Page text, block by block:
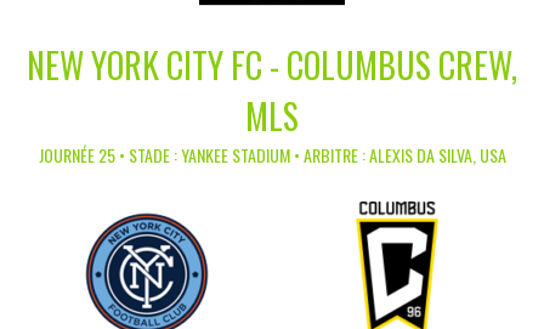
NEW YORK CITY FC - COLUMBUS CREW,
MLS
JOURNÉE 25 • STADE : YANKEE STADIUM • ARBITRE : ALEXIS DA SILVA, USA